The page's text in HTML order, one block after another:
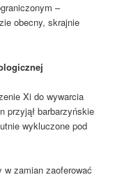
–
obecny, skrajnie
Xi do wywarcia
przyjął barbarzyńskie
wykluczone pod
w zamian zaoferować